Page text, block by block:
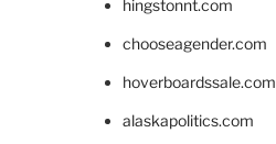
hingstonnt.com
chooseagender.com
hoverboardssale.com
alaskapolitics.com